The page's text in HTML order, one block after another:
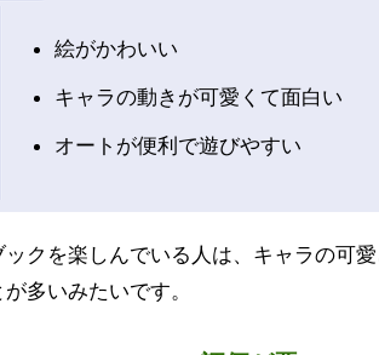
絵がかわいい
キャラの動きが可愛くて面白い
オートが便利で遊びやすい
ックを楽しんでいる人は、キャラの可
多いみたいです。